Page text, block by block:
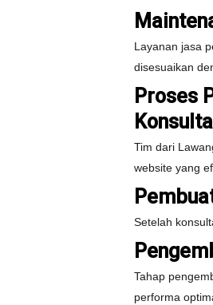
Layanan jasa
disesuaikan
Proses
Tim dari
website yang
Setelah
Tahap
performa